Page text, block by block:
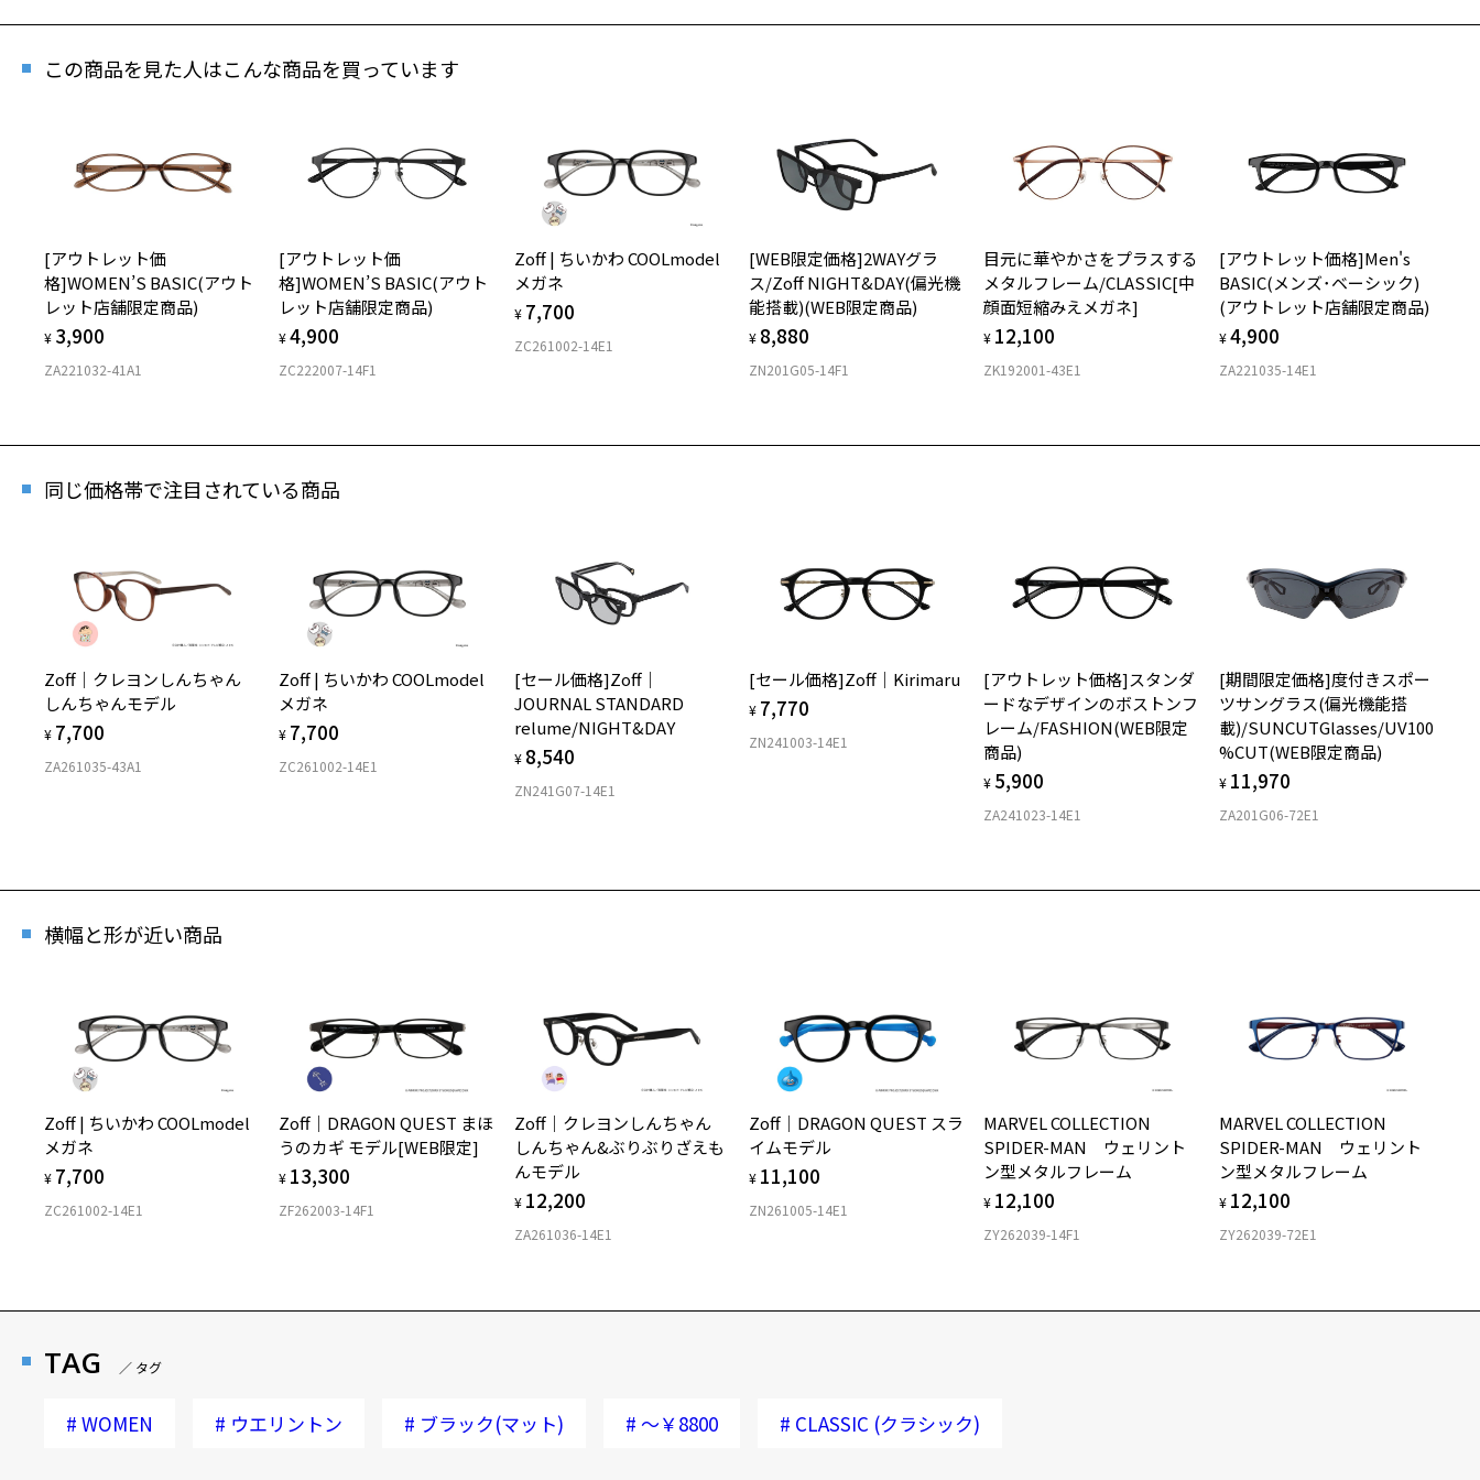
商品詳細ページへ
お気に入り
お気に入りに追加済です。
お気に入りリストはこちら
[スペシャルプライス]CLASSIC(クラシック)(一部店舗限定商品)
商品番号：ZO243002-14F1/フレームカラー：ブラック(マット)/単価：￥8,640
ログインして申し込む
お持ちのZoffメガネサイズを確認するには？
仕上がり寸法
D 仕上がりの横幅：約136mm
E 仕上がりの縦幅：約43mm
ウエリントン
フロント素材：Ti-p/S.E.Plastic
安心2 視力測定無料
安心3 かかり具合調整無料
フレームの歪みやかかり具合の調整・クリーニングは、全国の
Zoff店舗にていつでも対応いたします。
＜メガネの度数情報がわからない方へ＞
ご購入時に「レンズ交換券」をお選びいただくと、実店舗で度数を測定
のうえ、
度付きレンズ（標準セットレンズ）へ無料交換いただけます。
詳しくはこちら
実店舗で度数を測定いただけます
この商品を見た人はこんな商品を買っています
[アウトレット価
格]WOMEN’S BASIC(アウト
レット店舗限定商品)
¥ 3,900
ZA221032-41A1
[アウトレット価
格]WOMEN’S BASIC(アウト
レット店舗限定商品)
¥4,900
ZC222007-14F1
Zoff | ちいかわ COOLmodel
メガネ
¥ 7,700
ZC261002-14E1
[WEB限定価格]2WAYグラ
ス/Zoff NIGHT&DAY(偏光機
能搭載)(WEB限定商品)
¥ 8,880
ZN201G05-14F1
目元に華やかさをプラスする
メタルフレーム/CLASSIC[中
顔面短縮みえメガネ]
¥ 12,100
ZK192001-43E1
[アウトレット価格]Men's
BASIC(メンズ･ベーシック)
(アウトレット店舗限定商品)
¥4,900
ZA221035-14E1
同じ価格帯で注目されている商品
Zoff｜クレヨンしんちゃん
しんちゃんモデル
¥ 7,700
ZA261035-43A1
Zoff | ちいかわ COOLmodel
メガネ
¥ 7,700
ZC261002-14E1
[セール価格]Zoff｜
JOURNAL STANDARD
relume/NIGHT&DAY
¥ 8,540
ZN241G07-14E1
[セール価格]Zoff｜Kirimaru
¥ 7,770
ZN241003-14E1
[アウトレット価格]スタンダ
ードなデザインのボストンフ
レーム/FASHION(WEB限定
商品)
¥ 5,900
ZA241023-14E1
[期間限定価格]度付きスポー
ツサングラス(偏光機能搭
載)/SUNCUTGlasses/UV100
%CUT(WEB限定商品)
¥ 11,970
ZA201G06-72E1
横幅と形が近い商品
Zoff | ちいかわ COOLmodel
メガネ
¥ 7,700
ZC261002-14E1
Zoff｜DRAGON QUEST まほ
うのカギ モデル[WEB限定]
¥ 13,300
ZF262003-14F1
Zoff｜クレヨンしんちゃん
しんちゃん&ぶりぶりざえも
んモデル
¥ 12,200
ZA261036-14E1
Zoff｜DRAGON QUEST スラ
イムモデル
¥ 11,100
ZN261005-14E1
MARVEL COLLECTION
SPIDER-MAN ウェリント
ン型メタルフレーム
¥ 12,100
ZY262039-14F1
MARVEL COLLECTION
SPIDER-MAN ウェリント
ン型メタルフレーム
¥ 12,100
ZY262039-72E1
TAG ／ タグ
# WOMEN # ウエリントン # ブラック(マット) # ～￥8800 # CLASSIC (クラシック)